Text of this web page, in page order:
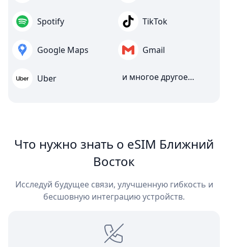
Spotify TikTok
Google Maps Gmail
Uber и многое другое…
Что нужно знать о eSIM Ближний
Восток
Исследуй будущее связи, улучшенную гибкость и
бесшовную интеграцию устройств.